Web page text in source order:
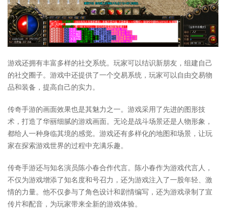
游戏还拥有丰富多样的社交系统。玩家可以结识新朋友，组建自己
的社交圈子。游戏中还提供了一个交易系统，玩家可以自由交易物
品和装备，提高自己的实力。
传奇手游的画面效果也是其魅力之一。游戏采用了先进的图形技
术，打造了华丽细腻的游戏画面。无论是战斗场景还是人物形象，
都给人一种身临其境的感觉。游戏还有多样化的地图和场景，让玩
家在探索游戏世界的过程中充满乐趣。
传奇手游还与知名演员陈小春合作代言。陈小春作为游戏代言人，
不仅为游戏增添了知名度和号召力，还为游戏注入了一股年轻、激
情的力量。他不仅参与了角色设计和剧情编写，还为游戏录制了宣
传片和配音，为玩家带来全新的游戏体验。